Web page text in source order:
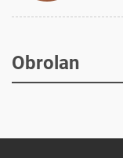
Obrolan